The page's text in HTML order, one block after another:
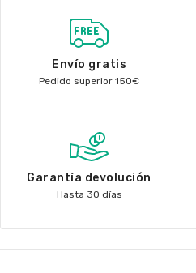
Envío gratis
Pedido superior 150€
Garantía devolución
Hasta 30 días